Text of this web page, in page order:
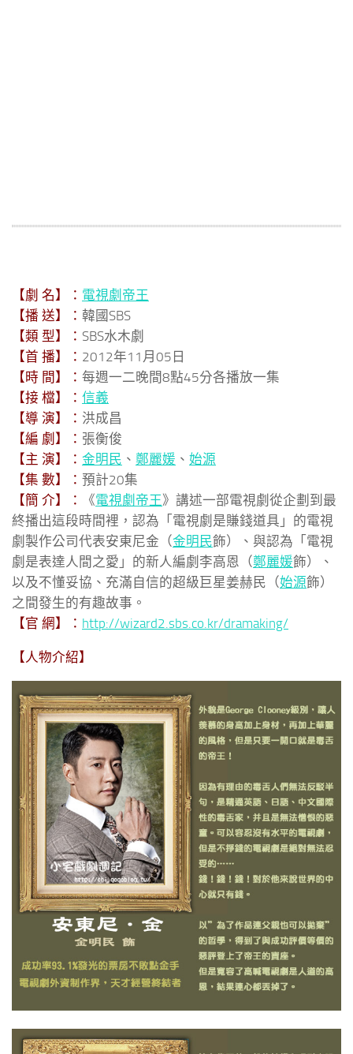
【劇 名】： 電視劇帝王
【播 送】： 韓國SBS
【類 型】： SBS水木劇
【首 播】： 2012年11月05日
【時 間】： 每週一二晚間8點45分各播放一集
【接 檔】： 信義
【導 演】： 洪成昌
【編 劇】： 張衡俊
【主 演】： 金明民 、 鄭麗媛 、 始源
【集 數】： 預計20集
【簡 介】：
《電視劇帝王》講述一部電視劇從企劃到最
終播出這段時間裡，認為「電視劇是賺錢道具」的電視
劇製作公司代表安東尼金（金明民飾）、與認為「電視
劇是表達人間之愛」的新人編劇李高恩（鄭麗媛飾）、
以及不懂妥協、充滿自信的超級巨星姜赫民（始源飾）
之間發生的有趣故事。
【官 網】： http://wizard2.sbs.co.kr/dramaking/
【人物介紹】